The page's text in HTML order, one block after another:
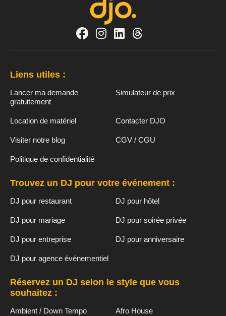
Liens utiles :
Lancer ma demande
gratuitement
Simulateur de prix
Location de matériel Contacter DJO
Visiter notre blog CGV / CGU
Politique de confidentialité
Trouvez un DJ pour votre événement :
DJ pour restaurant DJ pour hôtel
DJ pour mariage DJ pour soirée privée
DJ pour entreprise DJ pour anniversaire
DJ pour agence événementiel
Réservez un DJ selon le style que vous
souhaitez :
Ambient / Down Tempo Afro House